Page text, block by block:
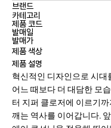
브랜드
카테고리
제품 코드
발매일
발매가
제품 색상
제품 설명
혁신적인 디자인으로 시대
어느 때보다 더 대담한 모
터 지퍼 클로저에 이르기
깨는 역사를 이어갑니다.